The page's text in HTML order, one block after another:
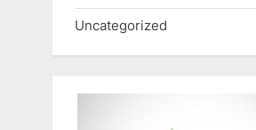
Uncategorized